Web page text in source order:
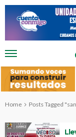
Home Posts Tagged